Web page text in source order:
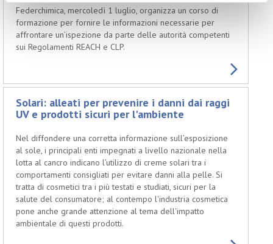
Federchimica, mercoledì 1 luglio, organizza un corso di
formazione per fornire le informazioni necessarie per
affrontare un’ispezione da parte delle autorità competenti
sui Regolamenti REACH e CLP.
Solari: alleati per prevenire i danni dai raggi
UV e prodotti sicuri per l'ambiente
Nel diffondere una corretta informazione sull’esposizione
al sole, i principali enti impegnati a livello nazionale nella
lotta al cancro indicano l’utilizzo di creme solari tra i
comportamenti consigliati per evitare danni alla pelle. Si
tratta di cosmetici tra i più testati e studiati, sicuri per la
salute del consumatore; al contempo l'industria cosmetica
pone anche grande attenzione al tema dell'impatto
ambientale di questi prodotti.